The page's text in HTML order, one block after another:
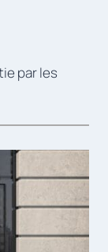
par les